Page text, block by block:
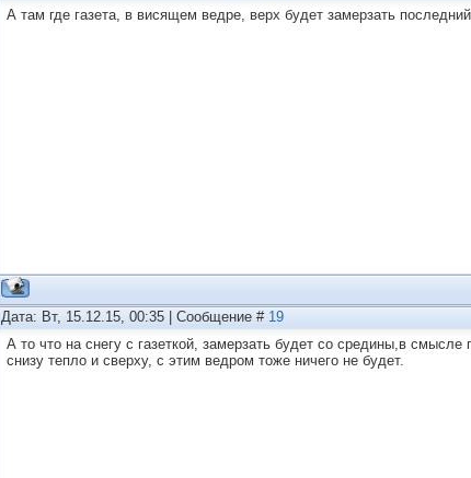
А там где газета, в висящем ведре, верх будет замерзать
Дата: Вт, 15.12.15, 00:35 | Сообщение # 19
А то что на снегу с газеткой, замерзать будет со средины,в
снизу тепло и сверху, с этим ведром тоже ничего не будет.